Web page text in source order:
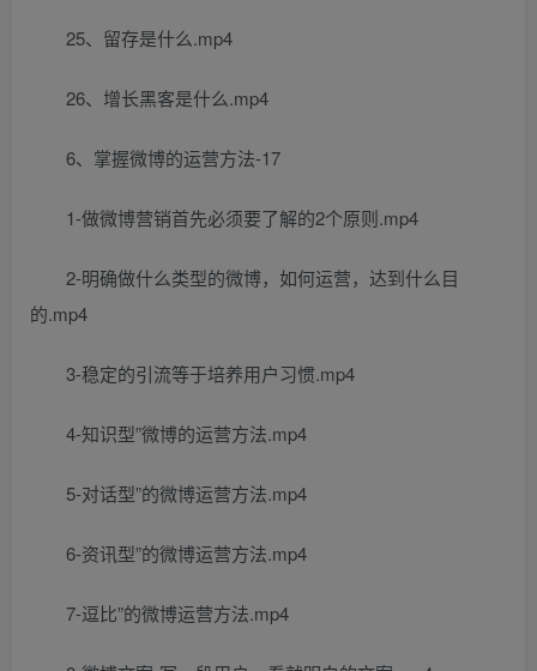
25、留存是什么.mp4
26、增长黑客是什么.mp4
6、掌握微博的运营方法-17
1-做微博营销首先必须要了解的2个原则.mp4
2-明确做什么类型的微博，如何运营，达到什么目
的.mp4
3-稳定的引流等于培养用户习惯.mp4
4-知识型”微博的运营方法.mp4
5-对话型”的微博运营方法.mp4
6-资讯型”的微博运营方法.mp4
7-逗比”的微博运营方法.mp4